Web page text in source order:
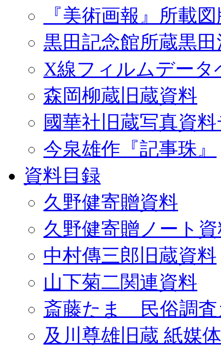
『美術画報』所載
黒田記念館所蔵黒
X線フィルムデータ
森岡柳蔵旧蔵資料
國華社旧蔵写真資
今泉雄作『記事珠』
資料目録
久野健寄贈資料
久野健寄贈ノート
中村傳三郎旧蔵資料
山下菊二関連資料
斎藤たま 民俗調査
及川尊雄旧蔵 紙媒